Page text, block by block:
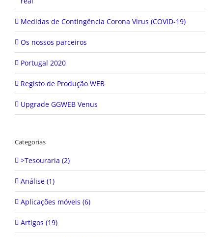
Medidas de Contingência Corona Vírus (COVID-19)
Os nossos parceiros
Portugal 2020
Registo de Produção WEB
Upgrade GGWEB Venus
Categorias
>Tesouraria (2)
Análise (1)
Aplicações móveis (6)
Artigos (19)